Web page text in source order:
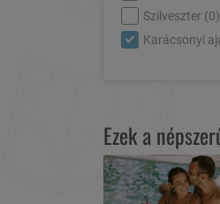
Szilveszter (0)
Karácsonyi
Ezek a